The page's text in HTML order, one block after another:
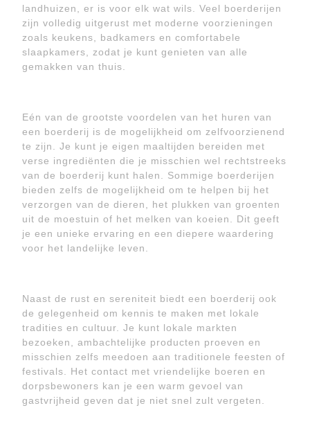
landhuizen, er is voor elk wat wils. Veel boerderijen
zijn volledig uitgerust met moderne voorzieningen
zoals keukens, badkamers en comfortabele
slaapkamers, zodat je kunt genieten van alle
gemakken van thuis.
Eén van de grootste voordelen van het huren van
een boerderij is de mogelijkheid om zelfvoorzienend
te zijn. Je kunt je eigen maaltijden bereiden met
verse ingrediënten die je misschien wel rechtstreeks
van de boerderij kunt halen. Sommige boerderijen
bieden zelfs de mogelijkheid om te helpen bij het
verzorgen van de dieren, het plukken van groenten
uit de moestuin of het melken van koeien. Dit geeft
je een unieke ervaring en een diepere waardering
voor het landelijke leven.
Naast de rust en sereniteit biedt een boerderij ook
de gelegenheid om kennis te maken met lokale
tradities en cultuur. Je kunt lokale markten
bezoeken, ambachtelijke producten proeven en
misschien zelfs meedoen aan traditionele feesten of
festivals. Het contact met vriendelijke boeren en
dorpsbewoners kan je een warm gevoel van
gastvrijheid geven dat je niet snel zult vergeten.